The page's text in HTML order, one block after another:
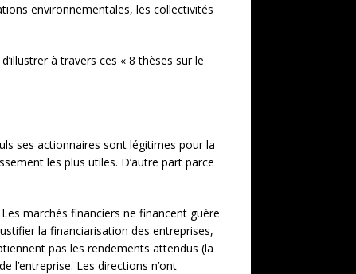
environnementales, les collectivités
à travers ces « 8 thèses sur le
ses actionnaires sont légitimes pour la
les plus utiles. D’autre part parce
marchés financiers ne financent guère
la financiarisation des entreprises,
pas les rendements attendus (la
l’entreprise. Les directions n’ont